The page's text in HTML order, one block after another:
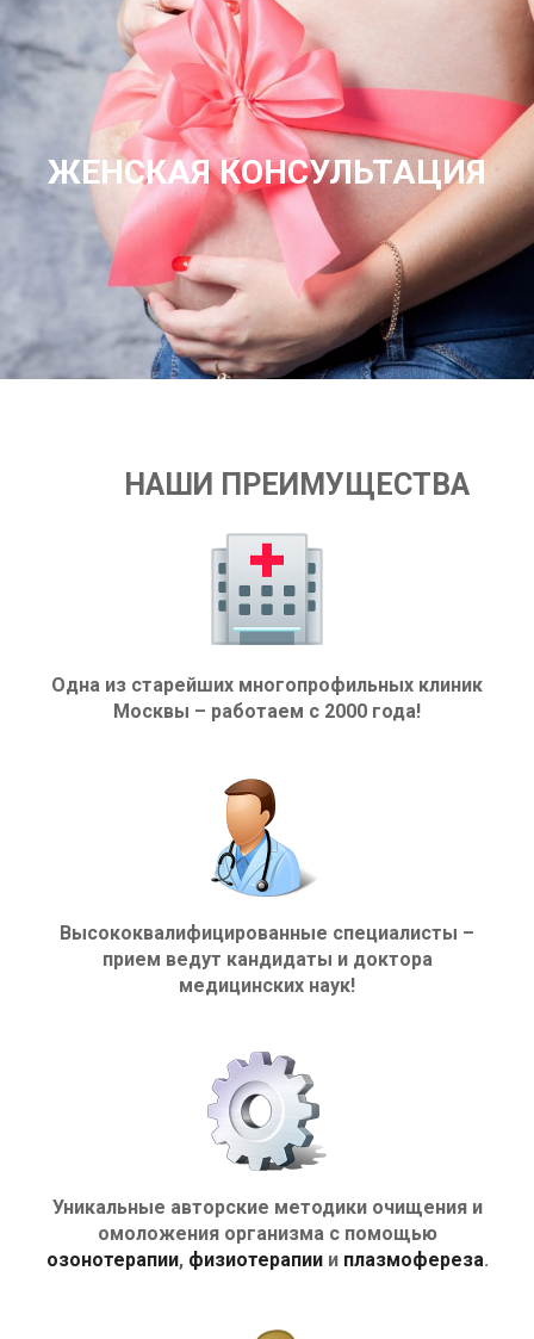
ЖЕНСКАЯ КОНСУЛЬТАЦИЯ
НАШИ ПРЕИМУЩЕСТВА
Одна из старейших многопрофильных клиник
Москвы – работаем с 2000 года!
Высококвалифицированные специалисты –
прием ведут кандидаты и доктора
медицинских наук!
Уникальные авторские методики очищения и
омоложения организма с помощью
озонотерапии, физиотерапиии плазмофереза.